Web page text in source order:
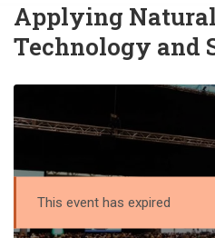
Applying
Technology and
This event has expired